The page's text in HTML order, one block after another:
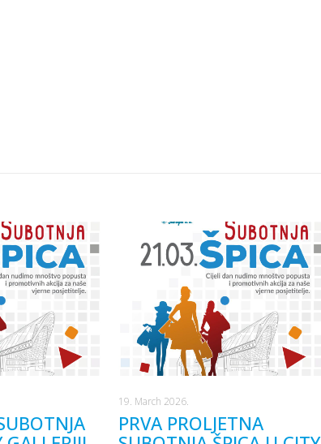
19. March 2026.
PRVA PROLJETNA